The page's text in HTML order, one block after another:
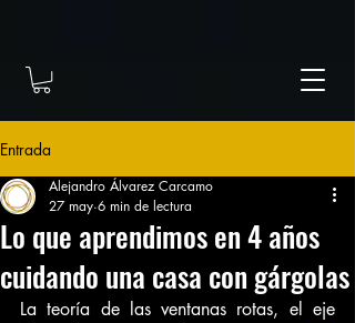
Entrada
Lo que aprendimos en 4 años
cuidando una casa con gárgolas
Alejandro Álvarez Carcamo
27 may 6 min de lectura
La teoría de las ventanas rotas, el eje